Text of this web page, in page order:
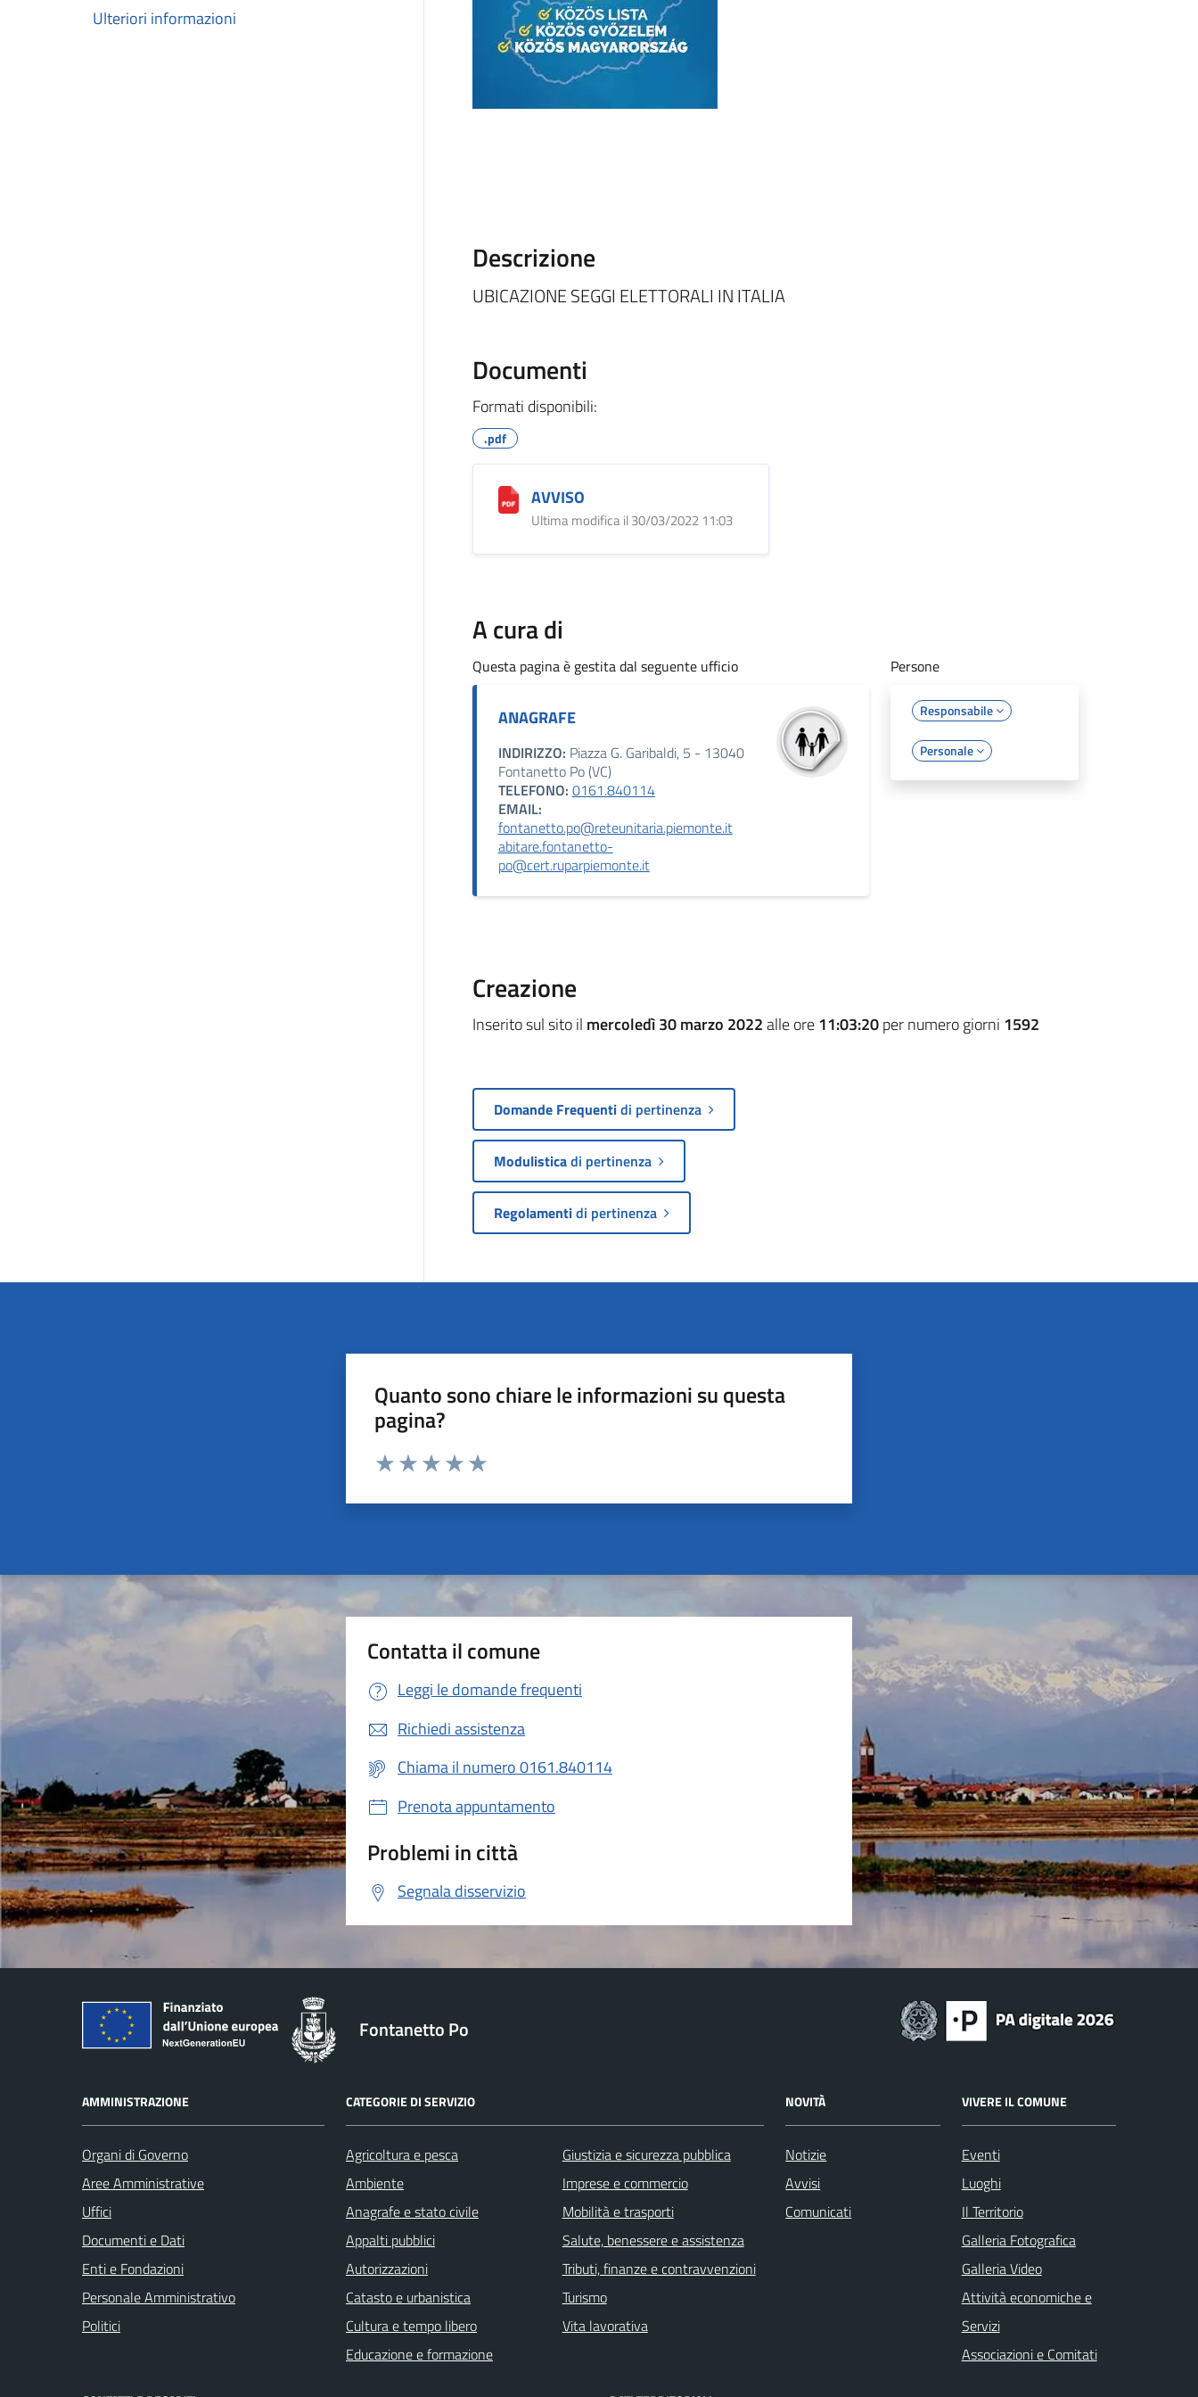
Ulteriori informazioni
Descrizione
UBICAZIONE SEGGI ELETTORALI IN ITALIA
Documenti
Formati disponibili:
.pdf
AVVISO
Ultima modifica il 30/03/2022 11:03
A cura di
Questa pagina è gestita dal seguente ufficio
ANAGRAFE
INDIRIZZO: Piazza G. Garibaldi, 5 - 13040
Fontanetto Po (VC)
TELEFONO: 0161.840114
EMAIL:
fontanetto.po@reteunitaria.piemonte.it
abitare.fontanetto-
po@cert.ruparpiemonte.it
Persone
Responsabile
Personale
Creazione
Inserito sul sito il mercoledì 30 marzo 2022alle ore11:03:20per numero giorni 1592
Domande Frequentidi pertinenza
Modulisticadi pertinenza
Regolamentidi pertinenza
Quanto sono chiare le informazioni su questa
pagina?
Valuta da 1 a 5 stelle la pagina
Contatta il comune
Leggi le domande frequenti
Richiedi assistenza
Chiama il numero 0161.840114
Prenota appuntamento
Problemi in città
Segnala disservizio
Fontanetto Po
AMMINISTRAZIONE
Organi di Governo
Aree Amministrative
Uffici
Documenti e Dati
Enti e Fondazioni
Personale Amministrativo
Politici
CATEGORIE DI SERVIZIO
Agricoltura e pesca
Ambiente
Anagrafe e stato civile
Appalti pubblici
Autorizzazioni
Catasto e urbanistica
Cultura e tempo libero
Educazione e formazione
Giustizia e sicurezza pubblica
Imprese e commercio
Mobilità e trasporti
Salute, benessere e assistenza
Tributi, finanze e contravvenzioni
Turismo
Vita lavorativa
NOVITÀ
Notizie
Avvisi
Comunicati
VIVERE IL COMUNE
Eventi
Luoghi
Il Territorio
Galleria Fotografica
Galleria Video
Attività economiche e
Servizi
Associazioni e Comitati